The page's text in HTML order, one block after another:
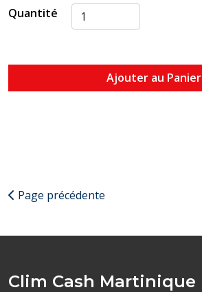
Quantité
Ajouter au Panier
Page précédente
Clim Cash Martinique